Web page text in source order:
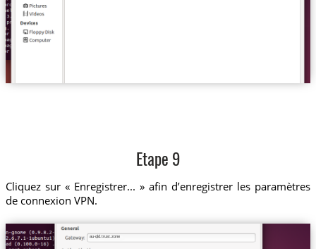
Etape 9
Cliquez sur « Enregistrer... » afin d’enregistrer les paramètres
de connexion VPN.
au-qld.trust.zone